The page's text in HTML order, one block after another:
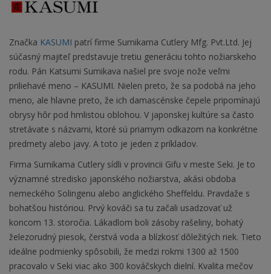
Značka KASUMI patrí firme Sumikama Cutlery Mfg. Pvt.Ltd. Jej
súčasný majiteľ predstavuje tretiu generáciu tohto nožiarskeho
rodu. Pán Katsumi Sumikava našiel pre svoje nože veľmi
priliehavé meno – KASUMI. Nielen preto, že sa podobá na jeho
meno, ale hlavne preto, že ich damascénske čepele pripomínajú
obrysy hôr pod hmlistou oblohou. V japonskej kultúre sa často
stretávate s názvami, ktoré sú priamym odkazom na konkrétne
predmety alebo javy. A toto je jeden z príkladov.
Firma Sumikama Cutlery sídli v provincii Gifu v meste Seki. Je to
významné stredisko japonského nožiarstva, akási obdoba
nemeckého Solingenu alebo anglického Sheffeldu. Pravdaže s
bohatšou históriou. Prvý kováči sa tu začali usadzovať už
koncom 13. storočia. Lákadlom boli zásoby rašeliny, bohatý
železorudný piesok, čerstvá voda a blízkosť dôležitých riek. Tieto
ideálne podmienky spôsobili, že medzi rokmi 1300 až 1500
pracovalo v Seki viac ako 300 kováčskych dielní. Kvalita mečov